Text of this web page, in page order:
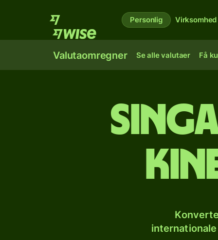
Personlig Virksomhed
Valutaomregner Se alle valutaer Få